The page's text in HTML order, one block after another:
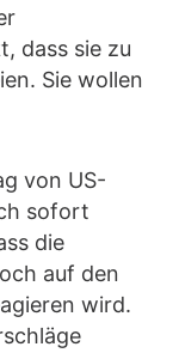
dass sie zu
Sie wollen
von US-
sofort
die
auf den
wird.